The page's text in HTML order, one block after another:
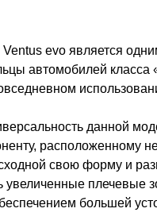
evo является
автомобилей класса
данной
расположенному
свою форму и
увеличенные плечевые
большей